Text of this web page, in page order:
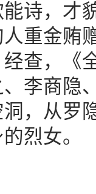
诗，才
重金贿
查，《
李商隐
，从罗
烈女。